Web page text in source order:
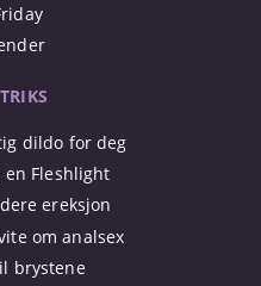
dildo for deg
en Fleshlight
ereksjon
om analsex
brystene